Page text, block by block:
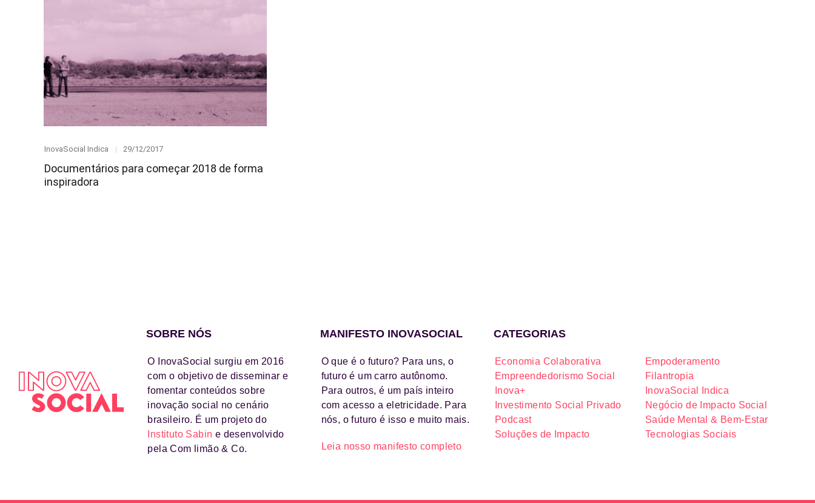
Category
InovaSocial Indica
Posted
29/12/2017
Documentários para começar 2018 de forma
inspiradora
SOBRE NÓS
O InovaSocial surgiu em 2016
com o objetivo de disseminar e
fomentar conteúdos sobre
inovação social no cenário
brasileiro. É um projeto do
Instituto Sabin e desenvolvido
pela Com limão & Co.
MANIFESTO INOVASOCIAL
O que é o futuro? Para uns, o
futuro é um carro autônomo.
Para outros, é um país inteiro
com acesso a eletricidade. Para
nós, o futuro é isso e muito mais.
Leia nosso manifesto completo
CATEGORIAS
Economia Colaborativa
Empoderamento
Empreendedorismo Social
Filantropia
Inova+
InovaSocial Indica
Investimento Social Privado
Negócio de Impacto Social
Podcast
Saúde Mental & Bem-Estar
Soluções de Impacto
Tecnologias Sociais